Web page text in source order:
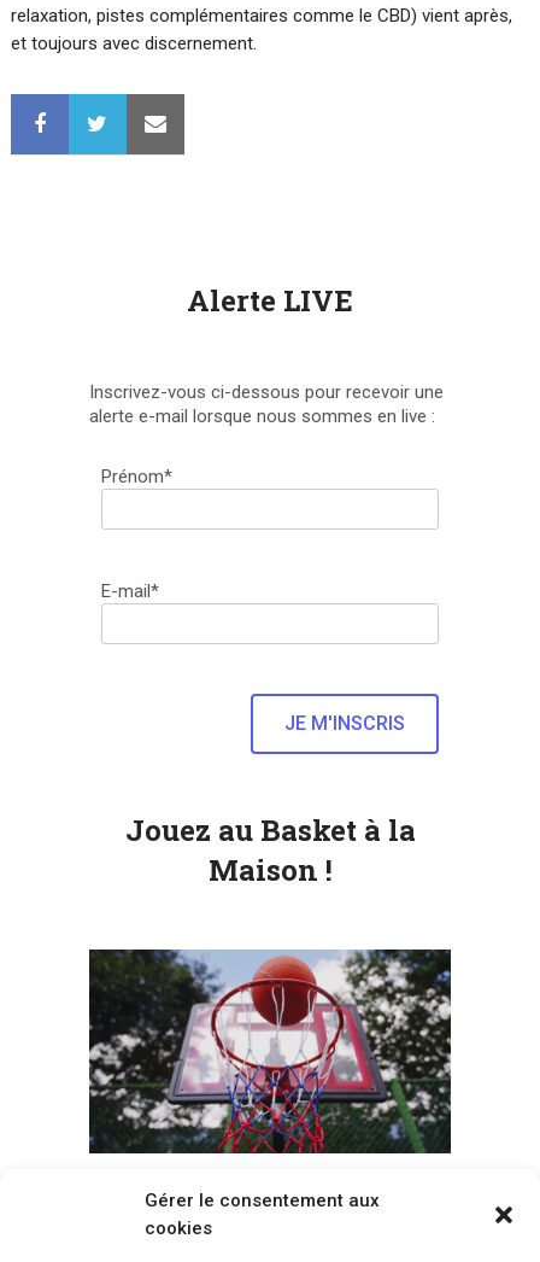
Gérer le consentement aux
cookies
relaxation, pistes complémentaires comme le CBD) vient après,
et toujours avec discernement.
Alerte LIVE
Inscrivez-vous ci-dessous pour recevoir une
alerte e-mail lorsque nous sommes en live :
Prénom*
E-mail*
Jouez au Basket à la
Maison !
Voir tous les paniers